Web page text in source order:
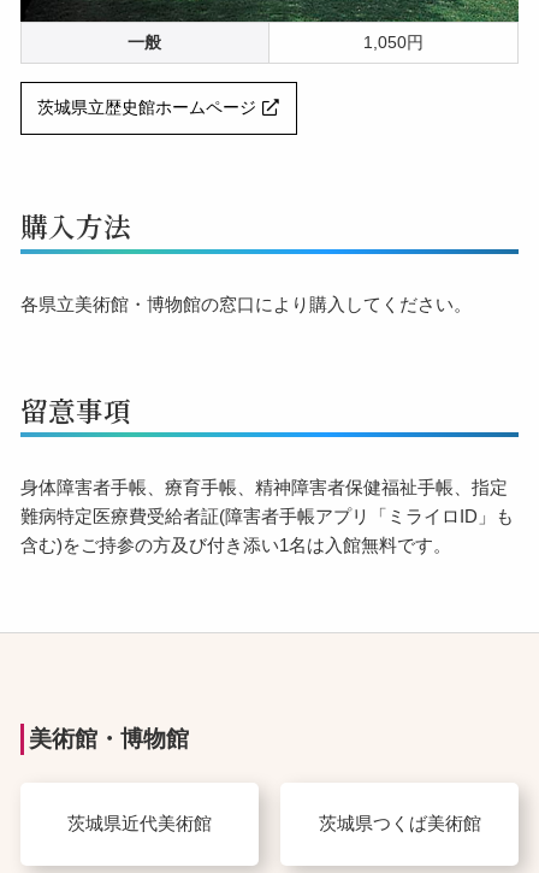
一般 1,050円
茨城県立歴史館ホームページ
購入方法
各県立美術館・博物館の窓口により購入してください。
留意事項
身体障害者手帳、療育手帳、精神障害者保健福祉手帳、指定
難病特定医療費受給者証(障害者手帳アプリ「ミライロID」も
含む)をご持参の方及び付き添い1名は入館無料です。
美術館・博物館
茨城県近代美術館 茨城県つくば美術館